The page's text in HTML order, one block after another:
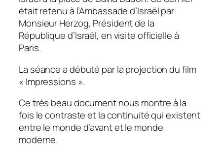
était retenu à l’Ambassade d’Israël par
Monsieur Herzog, Président de la
République d’Israël, en visite officielle à
Paris.
La séance a débuté par la projection du film
« Impressions ».
Ce très beau document nous montre à la
fois le contraste et la continuité qui existent
entre le monde d’avant et le monde
moderne.